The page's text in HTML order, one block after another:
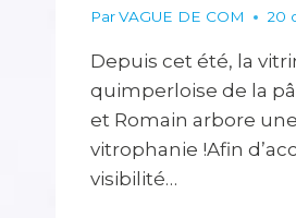
ParVAGUE DE COM 20
Depuis cet été, la
quimperloise de la
et Romain arbore
vitrophanie !Afin
visibilité…